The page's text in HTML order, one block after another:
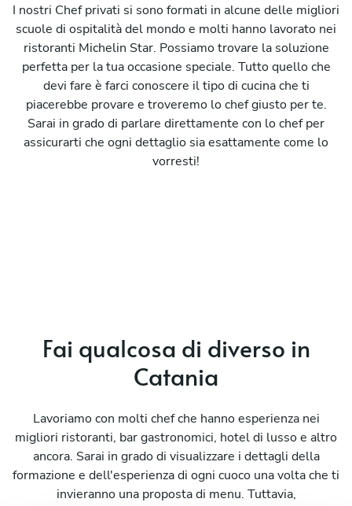
I nostri Chef privati si sono formati in alcune delle migliori
scuole di ospitalità del mondo e molti hanno lavorato nei
ristoranti Michelin Star. Possiamo trovare la soluzione
perfetta per la tua occasione speciale. Tutto quello che
devi fare è farci conoscere il tipo di cucina che ti
piacerebbe provare e troveremo lo chef giusto per te.
Sarai in grado di parlare direttamente con lo chef per
assicurarti che ogni dettaglio sia esattamente come lo
vorresti!
Fai qualcosa di diverso in
Catania
Lavoriamo con molti chef che hanno esperienza nei
migliori ristoranti, bar gastronomici, hotel di lusso e altro
ancora. Sarai in grado di visualizzare i dettagli della
formazione e dell'esperienza di ogni cuoco una volta che ti
invieranno una proposta di menu. Tuttavia,